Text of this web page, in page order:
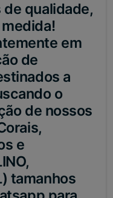
qualidade,
em
de
a
o
de nossos
e
tamanhos